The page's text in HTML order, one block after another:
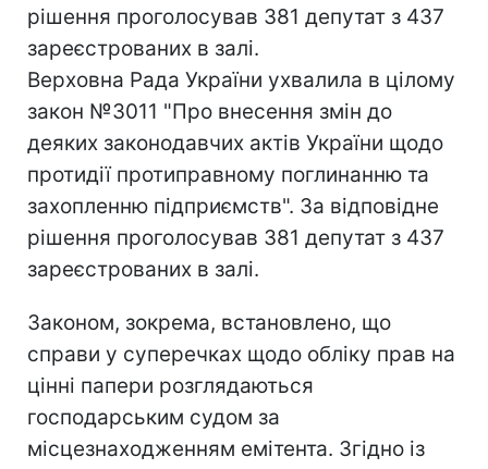
рішення проголосував 381 депутат з 437
зареєстрованих в залі.
Верховна Рада України ухвалила в цілому
закон №3011 "Про внесення змін до
деяких законодавчих актів України щодо
протидії протиправному поглинанню та
захопленню підприємств". За відповідне
рішення проголосував 381 депутат з 437
зареєстрованих в залі.
Законом, зокрема, встановлено, що
справи у суперечках щодо обліку прав на
цінні папери розглядаються
господарським судом за
місцезнаходженням емітента. Згідно із